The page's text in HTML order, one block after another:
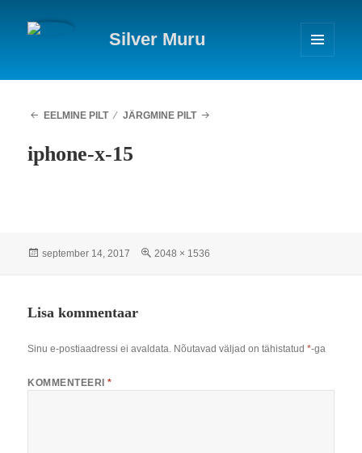
Silver Muru
EELMINE PILT JÄRGMINE PILT
iphone-x-15
Postitatud
september 14, 2017 Täissuuruses
2048 × 1536
Lisa kommentaar
Sinu e-postiaadressi ei avaldata. Nõutavad väljad on tähistatud*-ga
KOMMENTEERI*